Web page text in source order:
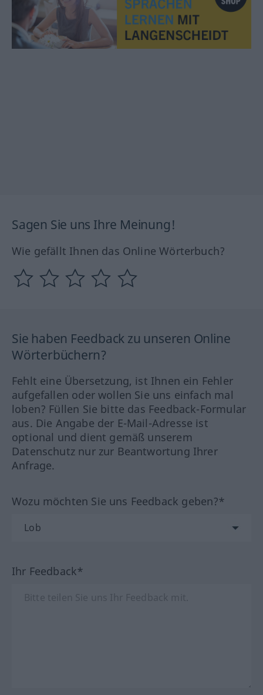
Sagen Sie uns Ihre Meinung!
Wie gefällt Ihnen das Online Wörterbuch?
Sie haben Feedback zu unseren Online
Wörterbüchern?
Fehlt eine Übersetzung, ist Ihnen ein Fehler
aufgefallen oder wollen Sie uns einfach mal
loben? Füllen Sie bitte das Feedback-Formular
aus. Die Angabe der E-Mail-Adresse ist
optional und dient gemäß unserem
Datenschutz nur zur Beantwortung Ihrer
Anfrage.
Wozu möchten Sie uns Feedback geben?*
Ihr Feedback*